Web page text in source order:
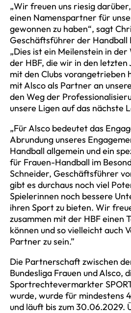
„Wir freuen uns riesig
einen Namenspartner für
gewonnen zu haben“, sagt
Geschäftsführer der Handball
„Dies ist ein Meilenstein in
der HBF, die wir in den letzten
mit den Clubs vorangetrieben
mit Alsco als Partner an
den Weg der
unsere Ligen auf das nächste
„Für Alsco bedeutet das
Abrundung unseres
Handball allgemein und ein
für Frauen-Handball im
Schneider, Geschäftsführer
gibt es durchaus noch viel
Spielerinnen noch bessere
ihren Sport zu bieten. Wir
zusammen mit der HBF einen
können und so vielleicht auch
Partner zu sein.”
Die Partnerschaft zwischen
Bundesliga Frauen und Alsco,
Sportrechtevermarkter
wurde, wurde für mindestens
und läuft bis zum 30.06.2029.